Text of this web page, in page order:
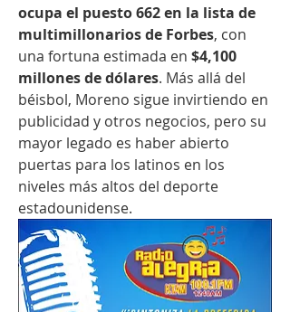
ocupa el puesto 662 en la lista de
multimillonarios de Forbes, con
una fortuna estimada en $4,100
millones de dólares. Más allá del
béisbol, Moreno sigue invirtiendo en
publicidad y otros negocios, pero su
mayor legado es haber abierto
puertas para los latinos en los
niveles más altos del deporte
estadounidense.